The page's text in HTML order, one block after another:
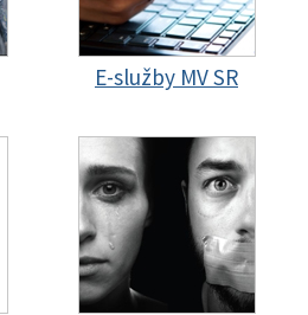
E-služby MV SR